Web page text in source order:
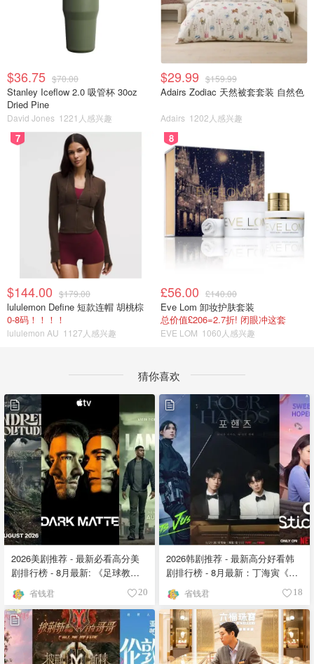
$36.75 $70.00
Stanley Iceflow 2.0 吸管杯 30oz
Dried Pine
David Jones 1221人感兴趣
$29.99 $159.99
Adairs Zodiac 天然被套套装 自然色
Adairs 1202人感兴趣
7
$144.00 $179.00
lululemon Define 短款连帽 胡桃棕
0-8码！！！！
lululemon AU 1127人感兴趣
8
£56.00 £140.00
Eve Lom 卸妆护肤套装
总价值£206=2.7折! 闭眼冲这套
EVE LOM 1060人感兴趣
猜你喜欢
2026美剧推荐 - 最新必看高分美
剧排行榜 - 8月最新: 《​​足球教练
》第四季回归！
省钱君 20
2026韩剧推荐 - 最新高分好看韩
剧排行榜 - 8月最新：丁海寅《我
的荒糖恋爱 》上线❣️
省钱君 18